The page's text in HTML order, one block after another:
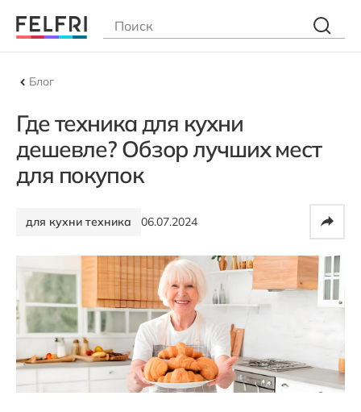
Блог
Где техника для кухни
дешевле? Обзор лучших мест
для покупок
для кухни техника 06.07.2024